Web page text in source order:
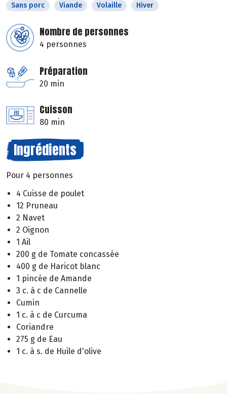
Sans porc
Viande Volaille Hiver
Nombre de personnes
4 personnes
Préparation
20 min
Cuisson
80 min
Ingrédients
Pour 4 personnes
4 Cuisse de poulet
12 Pruneau
2 Navet
2 Oignon
1 Ail
200 g de Tomate concassée
400 g de Haricot blanc
1 pincée de Amande
3 c. à c de Cannelle
Cumin
1 c. à c de Curcuma
Coriandre
275 g de Eau
1 c. à s. de Huile d'olive